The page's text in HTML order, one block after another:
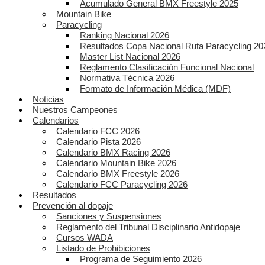
Acumulado General BMX Freestyle 2025
Mountain Bike
Paracycling
Ranking Nacional 2026
Resultados Copa Nacional Ruta Paracycling
Master List Nacional 2026
Reglamento Clasificación Funcional Nacional
Normativa Técnica 2026
Formato de Información Médica (MDF)
Noticias
Nuestros Campeones
Calendarios
Calendario FCC 2026
Calendario Pista 2026
Calendario BMX Racing 2026
Calendario Mountain Bike 2026
Calendario BMX Freestyle 2026
Calendario FCC Paracycling 2026
Resultados
Prevención al dopaje
Sanciones y Suspensiones
Reglamento del Tribunal Disciplinario Antidopaje
Cursos WADA
Listado de Prohibiciones
Programa de Seguimiento 2026